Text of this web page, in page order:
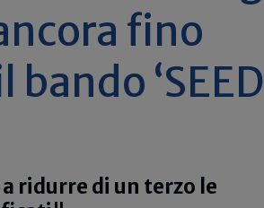
fino
‘SEED
ridurre di un terzo le